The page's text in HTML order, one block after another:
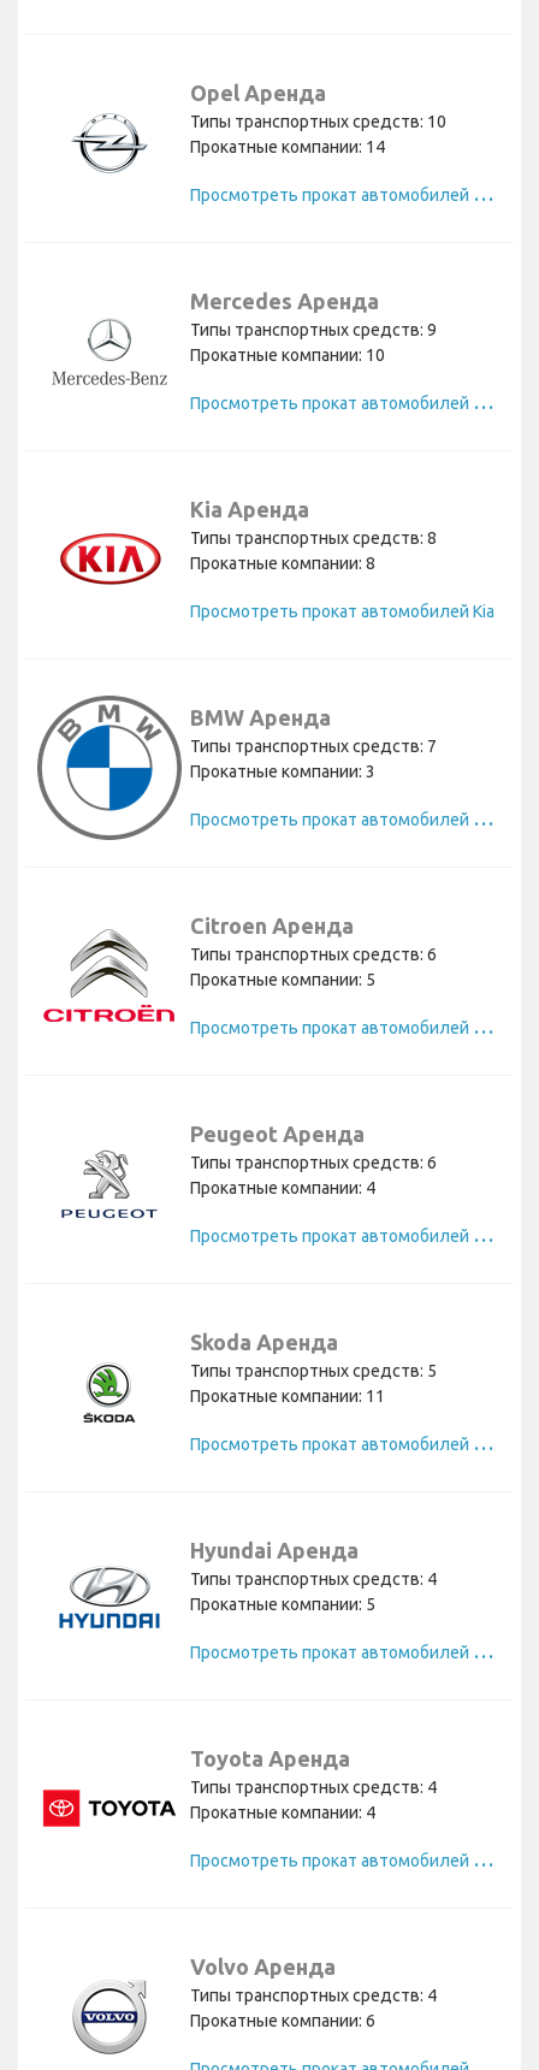
Opel Аренда
Типы транспортных средств: 10
Прокатные компании: 14
П
росмотреть прокат автомобилей Opel
Mercedes Аренда
Типы транспортных средств: 9
Прокатные компании: 10
П
росмотреть прокат автомобилей Mercedes
Kia Аренда
Типы транспортных средств: 8
Прокатные компании: 8
Просмотреть прокат автомобилей Kia
BMW Аренда
Типы транспортных средств: 7
Прокатные компании: 3
П
росмотреть прокат автомобилей BMW
Citroen Аренда
Типы транспортных средств: 6
Прокатные компании: 5
П
росмотреть прокат автомобилей Citroen
Peugeot Аренда
Типы транспортных средств: 6
Прокатные компании: 4
П
росмотреть прокат автомобилей Peugeot
Skoda Аренда
Типы транспортных средств: 5
Прокатные компании: 11
П
росмотреть прокат автомобилей Skoda
Hyundai Аренда
Типы транспортных средств: 4
Прокатные компании: 5
П
росмотреть прокат автомобилей Hyundai
Toyota Аренда
Типы транспортных средств: 4
Прокатные компании: 4
П
росмотреть прокат автомобилей Toyota
Volvo Аренда
Типы транспортных средств: 4
Прокатные компании: 6